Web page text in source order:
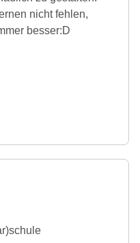
nicht fehlen,
besser:D